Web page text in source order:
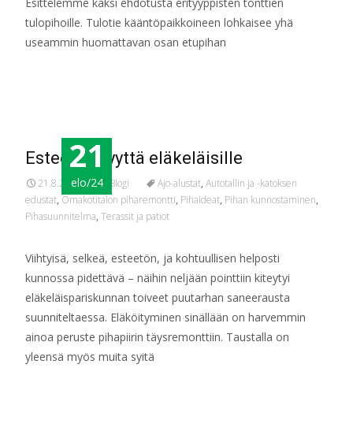
tulopihoille. Tulotie kääntöpaikkoineen lohkaisee yhä
useammin huomattavan osan etupihan
21
elo/24
Esteettömyyttä eläkeläisille
21.8.2024 Blogi Ajo-alustat, Autotallin ja -katoksen
edustat, Omakotitalon piharemontti, Pihaideat, Pihan kunnostaminen,
Pihasuunnitelma, Terassit ja patiot
Viihtyisä, selkeä, esteetön, ja kohtuullisen helposti
kunnossa pidettävä – näihin neljään pointtiin kiteytyi
eläkeläispariskunnan toiveet puutarhan saneerausta
suunniteltaessa. Eläköityminen sinällään on harvemmin
ainoa peruste pihapiirin täysremonttiin. Taustalla on
yleensä myös muita syitä